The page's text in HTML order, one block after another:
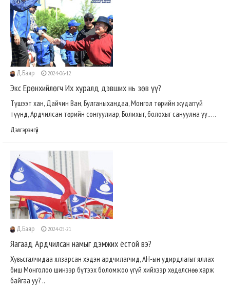
Д.Баяр 2024-06-12
Экс Ерөнхийлөгч Их хуралд дэвших нь зөв үү?
Түшээт хан, Дайчин Ван, Булганыхандаа, Монгол төрийн жудаггүй
түүнд, Ардчилсан төрийн сонгуулиар, Болихыг, болохыг сануулна уу... ..
Дэлгэрэнгүй
Д.Баяр 2024-05-21
Яагаад Ардчилсан намыг дэмжих ёстой вэ?
Хувьсгалчидаа ялзарсан хэдэн ардчилагчид, АН-ын удирдлагыг яллах
биш Монголоо шинээр бүтээх боломжоо үгүй хийхээр хөдөлснөө харж
байгаа уу? ..